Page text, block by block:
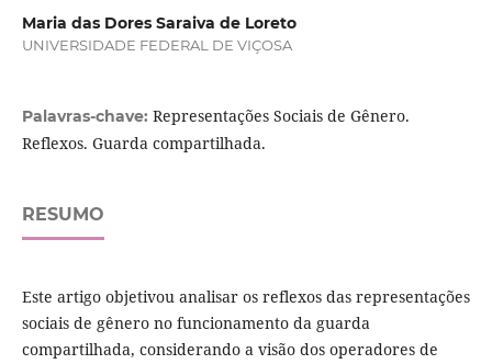
Maria das Dores Saraiva de Loreto
UNIVERSIDADE FEDERAL DE VIÇOSA
Palavras-chave: Representações Sociais de Gênero.
Reflexos. Guarda compartilhada.
RESUMO
Este artigo objetivou analisar os reflexos das representações
sociais de gênero no funcionamento da guarda
compartilhada, considerando a visão dos operadores de